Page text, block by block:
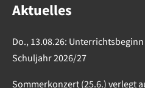
Aktuelles
Do., 13.08.26:
Schuljahr 2026/27
Sommerkonzert (25.6.) verlegt